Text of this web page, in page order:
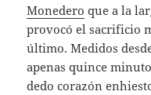
Monedero que a la
provocó el sacrificio
último. Medidos
apenas quince
dedo corazón